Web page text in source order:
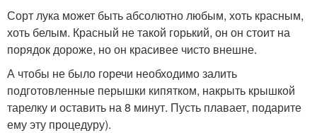
Сорт лука может быть абсолютно любым, хоть красным,
хоть белым. Красный не такой горький, он он стоит на
порядок дороже, но он красивее чисто внешне.
А чтобы не было горечи необходимо залить
подготовленные перышки кипятком, накрыть крышкой
тарелку и оставить на 8 минут. Пусть плавает, подарите
ему эту процедуру).